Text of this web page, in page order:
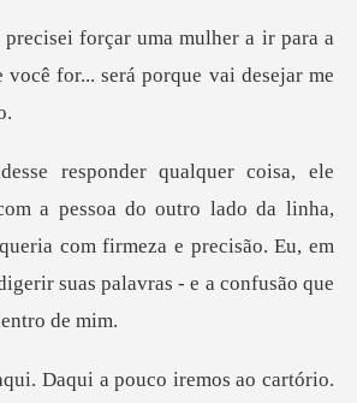
r a ir para a
você for... s
outro lado da linha,
com firmeza e precisão. Eu, em
io.